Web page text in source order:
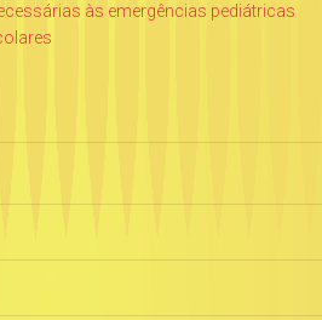
às emergências pediátricas